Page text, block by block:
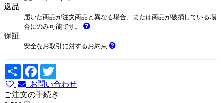
返品
届いた商品が注文商品と異なる場合、または商品が破損している場
合にのみ可能です。
保証
安全なお取引に対するお約束
Share Facebook
お問い合わせ
ご注文の手続き